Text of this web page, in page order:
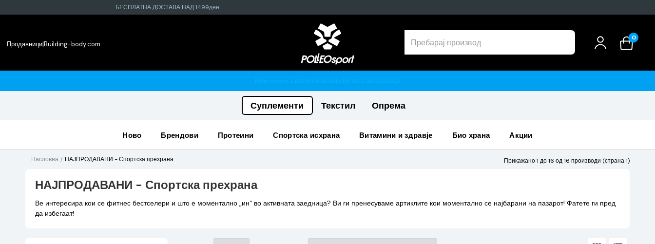
БЕСПЛАТНА ДОСТАВА НАД 1499ден
Продавници|Building-body.com
0
Суплементи Текстил Опрема
ново брендови протеини спортска исхрана витамини и здравје био храна акции
Насловна НАЈПРОДАВАНИ - Спортска прехрана Прикажано 1 до 16 од 16 производи (страна 1)
НАЈПРОДАВАНИ - Спортска прехрана
Ве интересира кои се фитнес бестселери и што е моментално „ин“ во активната заедница? Ви ги пренесуваме артиклите кои моментално се најбарани на пазарот! Фатете ги пред
да избегаат!